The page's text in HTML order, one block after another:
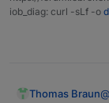
iob_diag: curl -sLf -o
Thomas Braun@